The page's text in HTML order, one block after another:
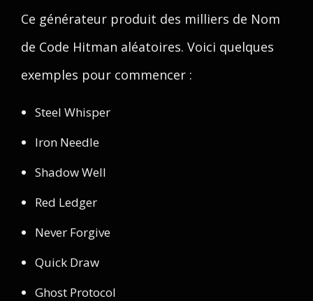
Ce générateur produit des milliers de Nom
de Code Hitman aléatoires. Voici quelques
exemples pour commencer :
Steel Whisper
Iron Needle
Shadow Well
Red Ledger
Never Forgive
Quick Draw
Ghost Protocol